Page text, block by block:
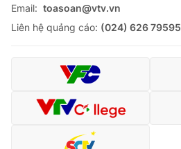
Email: toasoan@vtv.vn
Liên hệ quảng cáo: (024) 626 79595